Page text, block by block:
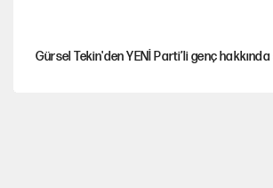
Gürsel Tekin'den YENİ Parti’li genç